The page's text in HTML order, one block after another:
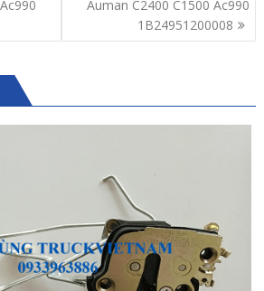
Auman C2400 C1500 Ac990
1B24951200008